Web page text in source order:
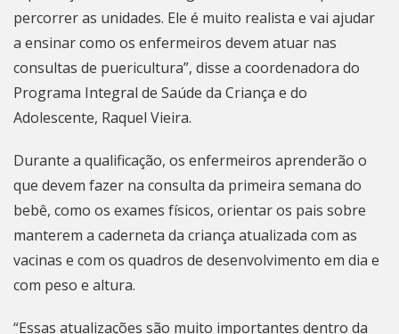
percorrer as unidades. Ele é muito realista e vai ajudar
a ensinar como os enfermeiros devem atuar nas
consultas de puericultura”, disse a coordenadora do
Programa Integral de Saúde da Criança e do
Adolescente, Raquel Vieira.
Durante a qualificação, os enfermeiros aprenderão o
que devem fazer na consulta da primeira semana do
bebê, como os exames físicos, orientar os pais sobre
manterem a caderneta da criança atualizada com as
vacinas e com os quadros de desenvolvimento em dia e
com peso e altura.
“Essas atualizações são muito importantes dentro da